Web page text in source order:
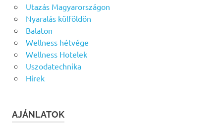
Utazás Magyarországon
Nyaralás külföldön
Balaton
Wellness hétvége
Wellness Hotelek
Uszodatechnika
Hírek
AJÁNLATOK